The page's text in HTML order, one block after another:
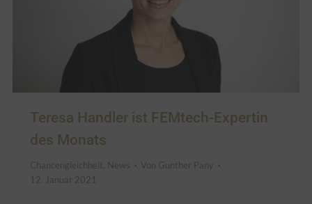
Teresa Handler ist FEMtech-Expertin
des Monats
Chancengleichheit, News Von Gunther Pany
12. Januar 2021